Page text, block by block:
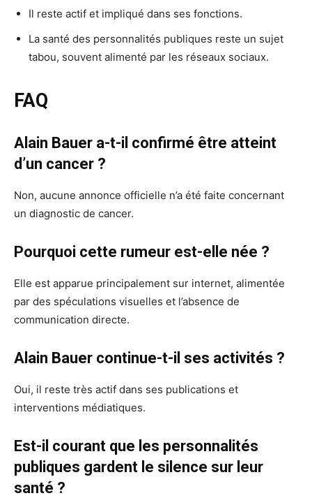
Il reste actif et impliqué dans ses fonctions.
La santé des personnalités publiques reste un sujet
tabou, souvent alimenté par les réseaux sociaux.
FAQ
Alain Bauer a-t-il confirmé être atteint
d’un cancer ?
Non, aucune annonce officielle n’a été faite concernant
un diagnostic de cancer.
Pourquoi cette rumeur est-elle née ?
Elle est apparue principalement sur internet, alimentée
par des spéculations visuelles et l’absence de
communication directe.
Alain Bauer continue-t-il ses activités ?
Oui, il reste très actif dans ses publications et
interventions médiatiques.
Est-il courant que les personnalités
publiques gardent le silence sur leur
santé ?